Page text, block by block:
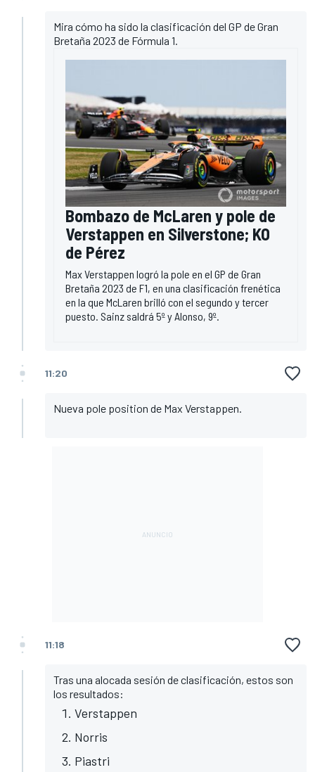
Mira cómo ha sido la clasificación del GP de Gran
Bretaña 2023 de Fórmula 1.
Bombazo de McLaren y pole de
Verstappen en Silverstone; KO
de Pérez
Max Verstappen logró la pole en el GP de Gran
Bretaña 2023 de F1, en una clasificación frenética
en la que McLaren brilló con el segundo y tercer
puesto. Sainz saldrá 5º y Alonso, 9º.
11:20
Nueva pole position de Max Verstappen.
11:18
Tras una alocada sesión de clasificación, estos son
los resultados:
Verstappen
Norris
Piastri